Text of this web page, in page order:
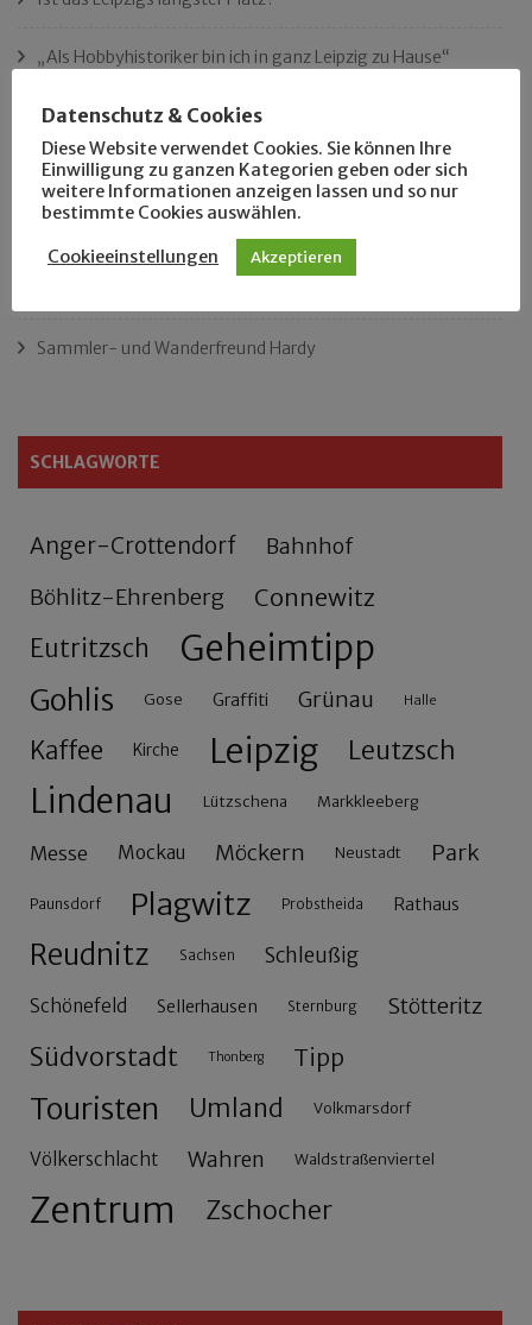
„Als Hobbyhistoriker bin ich in ganz Leipzig zu Hause“
Das neue Eutritzsch-Buch
Der Leipziger Schmiedetag von 1904
Sammler- und Wanderfreund Hardy
SCHLAGWORTE
Anger-Crottendorf Bahnhof
Böhlitz-Ehrenberg Connewitz
Eutritzsch Geheimtipp
Gohlis Gose Graffiti Grünau Halle
Kaffee Kirche Leipzig Leutzsch
Lindenau Lützschena Markkleeberg
Messe Mockau Möckern Neustadt Park
Paunsdorf Plagwitz Probstheida Rathaus
Reudnitz Sachsen Schleußig
Schönefeld Sellerhausen Sternburg Stötteritz
Südvorstadt Thonberg Tipp
Touristen Umland Volkmarsdorf
Völkerschlacht Wahren Waldstraßenviertel
Zentrum Zschocher
Datenschutz & Cookies
Diese Website verwendet Cookies. Sie können Ihre
Einwilligung zu ganzen Kategorien geben oder sich
weitere Informationen anzeigen lassen und so nur
bestimmte Cookies auswählen.
Cookieeinstellungen Akzeptieren